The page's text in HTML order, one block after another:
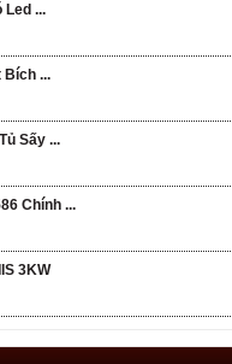
Led ...
Bích ...
Sấy ...
Chính ...
3KW